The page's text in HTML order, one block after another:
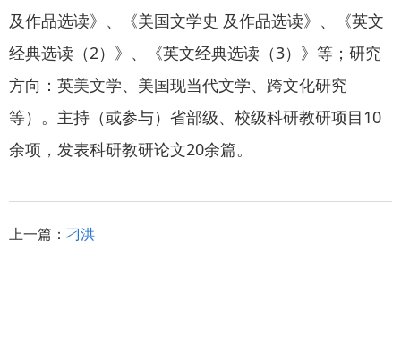
及作品选读》、《美国文学史 及作品选读》、《英文
经典选读（2）》、《英文经典选读（3）》等；研究
方向：英美文学、美国现当代文学、跨文化研究
等）。主持（或参与）省部级、校级科研教研项目10
余项，发表科研教研论文20余篇。
上一篇： 刁洪